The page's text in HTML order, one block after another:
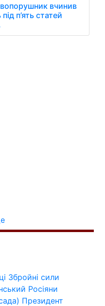
вчинив
п’ять статей
Збройні сили
Росіяни
Президент